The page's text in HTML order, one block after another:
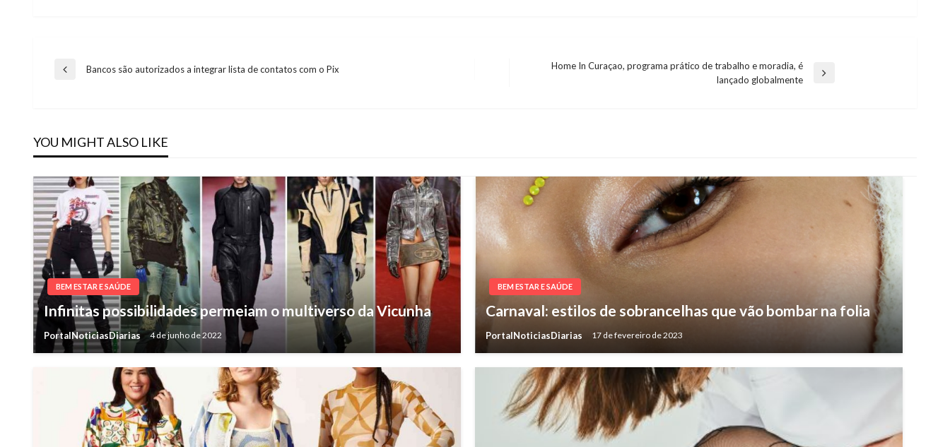
Navegação
Post
Previous
Bancos são autorizados a integrar lista de contatos com o Pix
Home In Curaçao, programa prático de trabalho e moradia, é
lançado globalmente
YOU MIGHT ALSO LIKE
BEM ESTAR E SAÚDE
Infinitas possibilidades permeiam o multiverso da Vicunha
PortalNoticiasDiarias 4 de junho de 2022
BEM ESTAR E SAÚDE
Carnaval: estilos de sobrancelhas que vão bombar na folia
PortalNoticiasDiarias 17 de fevereiro de 2023